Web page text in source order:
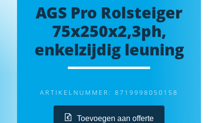
AGS Pro Rolsteiger
75x250x2,3ph,
enkelzijdig leuning
ARTIKELNUMMER: 8719998050158
Toevoegen aan offerte